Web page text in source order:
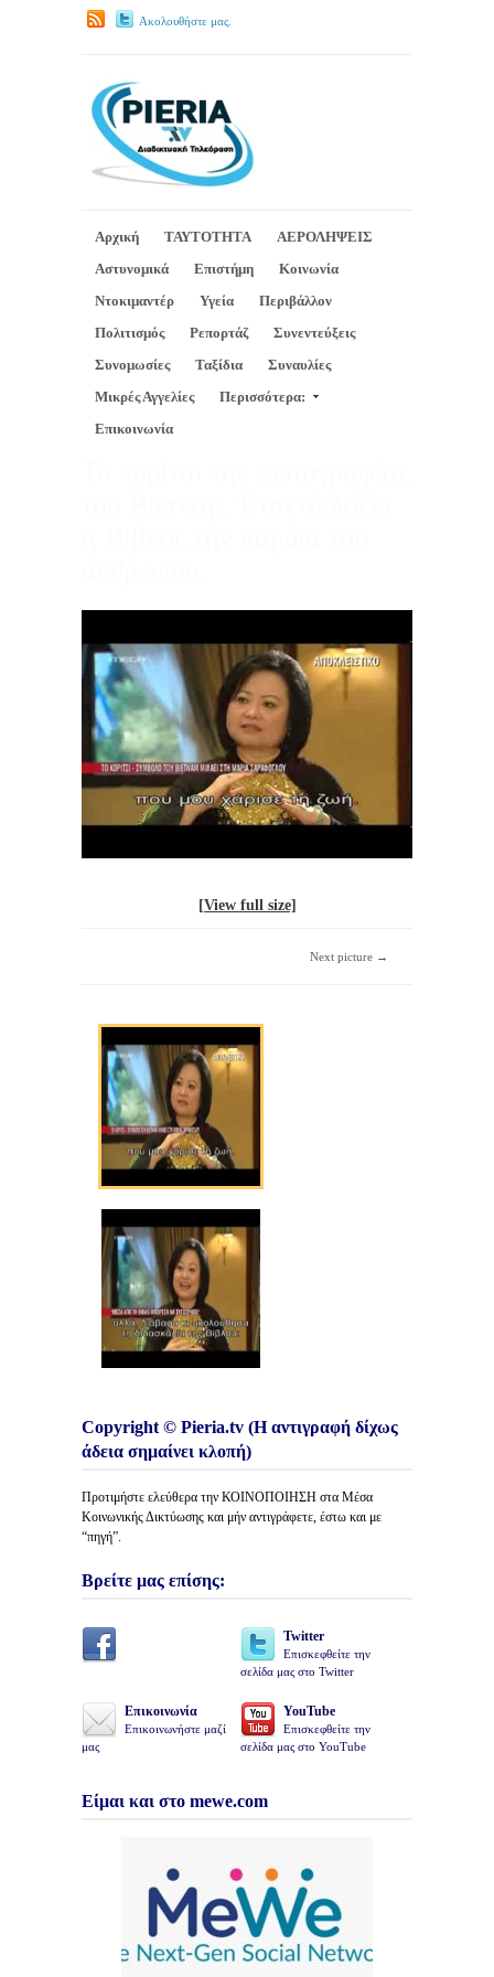
Ακολουθήστε μας.
Αρχική ΤΑΥΤΟΤΗΤΑ
ΑΕΡΟΛΗΨΕΙΣ
Αστυνομικά
Επιστήμη
Κοινωνία
Ντοκιμαντέρ
Υγεία
Περιβάλλον
Πολιτισμός
Ρεπορτάζ
Συνεντεύξεις
Συνομωσίες
Ταξίδια
Συναυλίες
Μικρές Αγγελίες
Περισσότερα:
Επικοινωνία
[View full size]
Next picture →
Copyright © Pieria.tv (Η αντιγραφή δίχως
άδεια σημαίνει κλοπή)
Προτιμήστε ελεύθερα την ΚΟΙΝΟΠΟΙΗΣΗ στα Μέσα
Κοινωνικής Δικτύωσης και μήν αντιγράφετε, έστω και με
“πηγή”.
Βρείτε μας επίσης:
Twitter
Επισκεφθείτε την
σελίδα μας στο Twitter
Επικοινωνία
Επικοινωνήστε μαζί
μας
YouTube
Επισκεφθείτε την
σελίδα μας στο YouTube
Είμαι και στο mewe.com